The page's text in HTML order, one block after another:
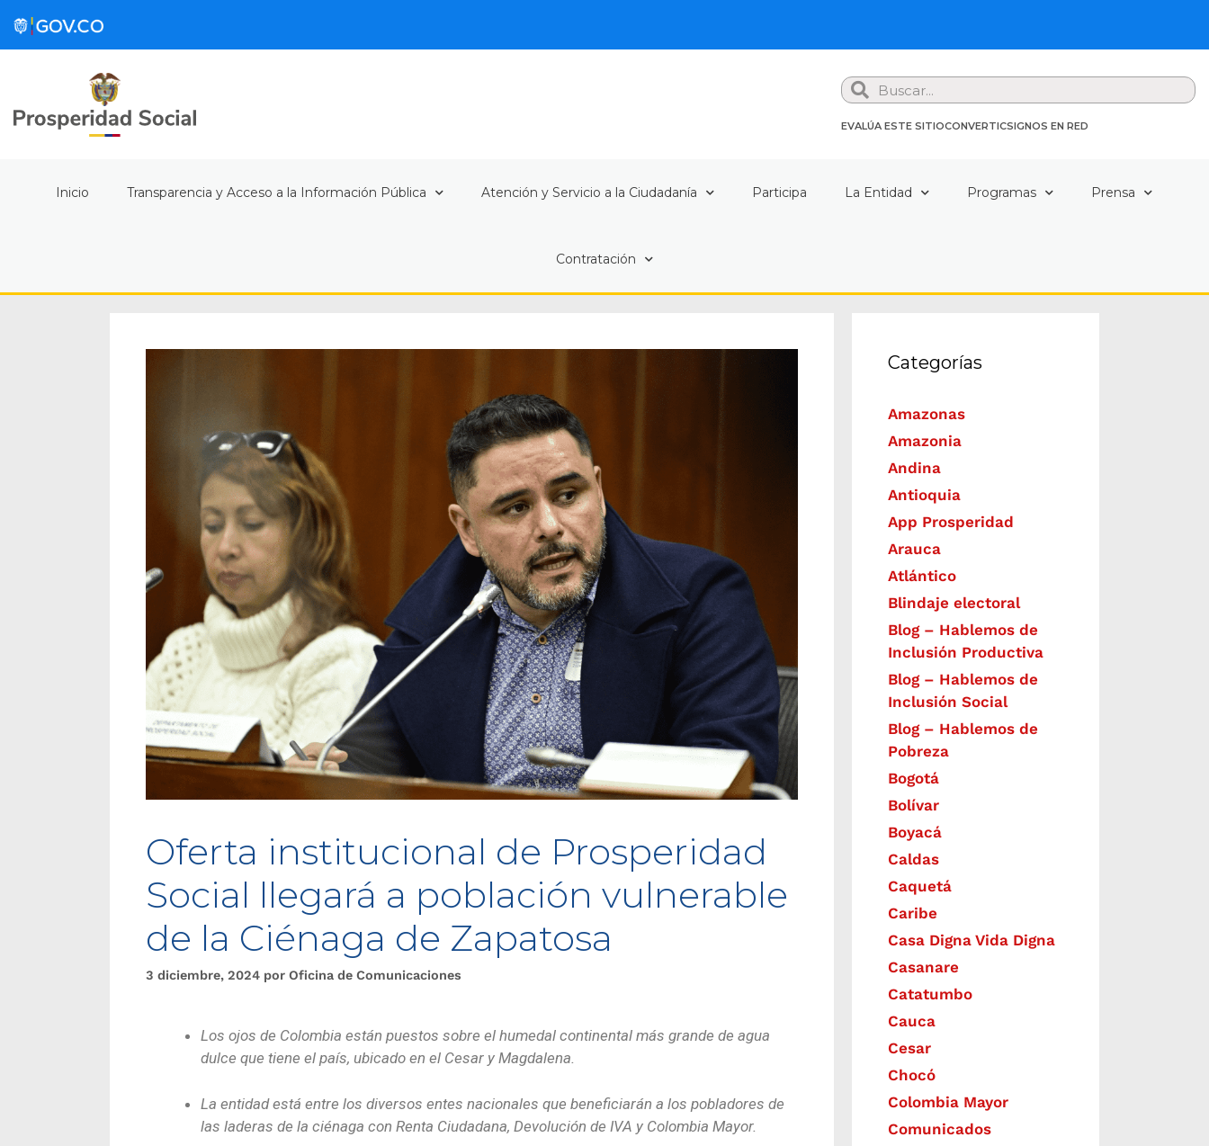
Search
EVALÚA ESTE SITIOCONVERTICSIGNOS EN RED
Inicio Transparencia y Acceso a la Información Pública Atención y Servicio a la Ciudadanía Participa La Entidad Programas Prensa
Contratación
Oferta institucional de Prosperidad
Social llegará a población vulnerable
de la Ciénaga de Zapatosa
3 diciembre, 2024 por Oficina de Comunicaciones
Los ojos de Colombia están puestos sobre el humedal continental más grande de agua
dulce que tiene el país, ubicado en el Cesar y Magdalena.
La entidad está entre los diversos entes nacionales que beneficiarán a los pobladores de
las laderas de la ciénaga con Renta Ciudadana, Devolución de IVA y Colombia Mayor.
Categorías
Amazonas
Amazonia
Andina
Antioquia
App Prosperidad
Arauca
Atlántico
Blindaje electoral
Blog – Hablemos de
Inclusión Productiva
Blog – Hablemos de
Inclusión Social
Blog – Hablemos de
Pobreza
Bogotá
Bolívar
Boyacá
Caldas
Caquetá
Caribe
Casa Digna Vida Digna
Casanare
Catatumbo
Cauca
Cesar
Chocó
Colombia Mayor
Comunicados